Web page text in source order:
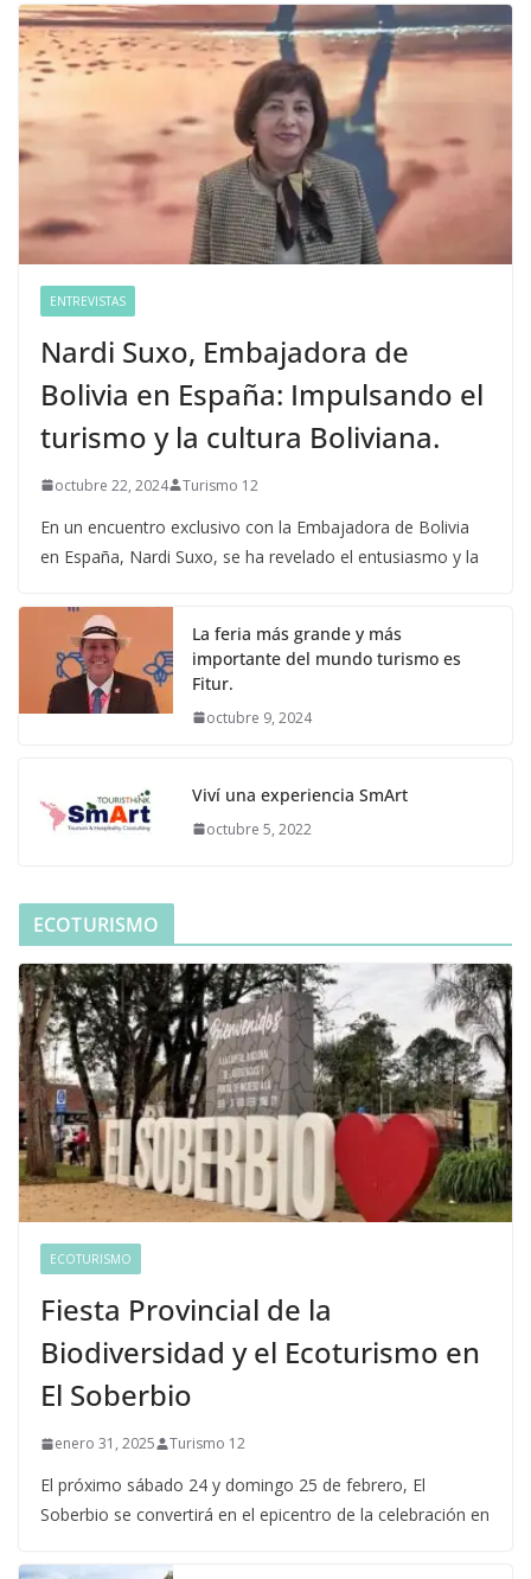
ENTREVISTAS
Nardi Suxo, Embajadora de
Bolivia en España: Impulsando el
turismo y la cultura Boliviana.
octubre 22, 2024 Turismo 12
En un encuentro exclusivo con la Embajadora de Bolivia
en España, Nardi Suxo, se ha revelado el entusiasmo y la
La feria más grande y más
importante del mundo turismo es
Fitur.
octubre 9, 2024
Viví una experiencia SmArt
octubre 5, 2022
ECOTURISMO
ECOTURISMO
Fiesta Provincial de la
Biodiversidad y el Ecoturismo en
El Soberbio
enero 31, 2025 Turismo 12
El próximo sábado 24 y domingo 25 de febrero, El
Soberbio se convertirá en el epicentro de la celebración en